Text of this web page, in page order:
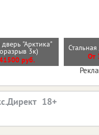
дверь "Арктика"
3к)
руб.
От